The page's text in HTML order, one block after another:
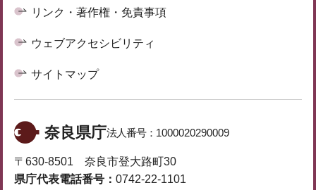
リンク・著作権・免責事項
ウェブアクセシビリティ
サイトマップ
奈良県庁法人番号： 1000020290009
〒630-8501 奈良市登大路町30
県庁代表電話番号： 0742-22-1101